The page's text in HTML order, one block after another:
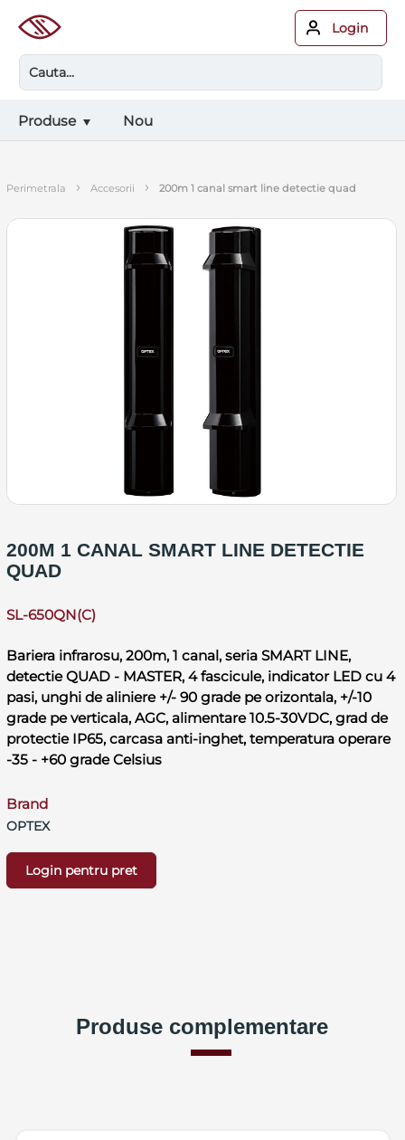
Login
Produse Nou
perimetrala › accesorii › 200m 1 canal smart line detectie quad
200M 1 CANAL SMART LINE DETECTIE
QUAD
SL-650QN(C)
Bariera infrarosu, 200m, 1 canal, seria SMART LINE,
detectie QUAD - MASTER, 4 fascicule, indicator LED cu 4
pasi, unghi de aliniere +/- 90 grade pe orizontala, +/-10
grade pe verticala, AGC, alimentare 10.5-30VDC, grad de
protectie IP65, carcasa anti-inghet, temperatura operare
-35 - +60 grade Celsius
Brand
OPTEX
Login pentru pret
Produse complementare